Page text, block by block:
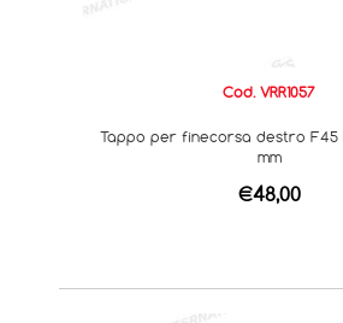
Cod. VRR1057
Tappo per finecorsa destro F45
mm
€48,00